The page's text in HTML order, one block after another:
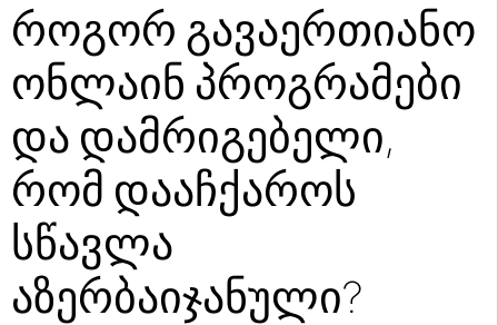
როგორ გავაერთიანო
ონლაინ პროგრამები
და დამრიგებელი,
რომ დააჩქაროს
სწავლა
აზერბაიჯანული?